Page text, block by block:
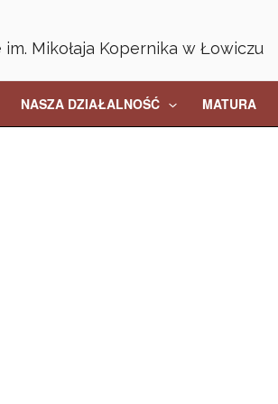
Mikołaja Kopernika w Łowiczu
NASZA DZIAŁALNOŚĆ MATURA